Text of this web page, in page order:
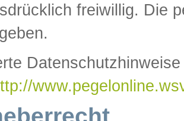
freiwillig. Die